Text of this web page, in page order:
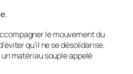
le mouvement du
qu’il ne se désolidarise.
matériau souple appelé